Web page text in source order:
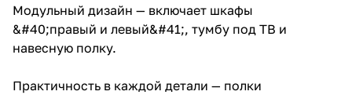
Модульный дизайн — включает шкафы
&#40;правый и левый&#41;, тумбу под ТВ и
навесную полку.
Практичность в каждой детали — полки